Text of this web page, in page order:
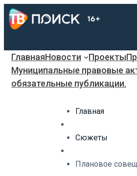
ГлавнаяНовости Проекты
Муниципальные правовые
обязательные публикации.
Главная
Сюжеты
Плановое